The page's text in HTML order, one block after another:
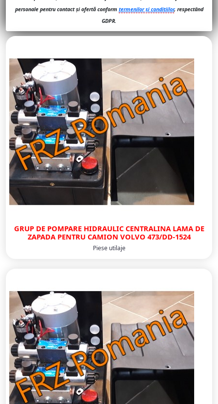
personale pentru contact și ofertă conform termenilor și conditiilor, respectând
GDPR.
GRUP DE POMPARE HIDRAULIC CENTRALINA LAMA DE
ZAPADA PENTRU CAMION VOLVO 473/DD-1524
Piese utilaje